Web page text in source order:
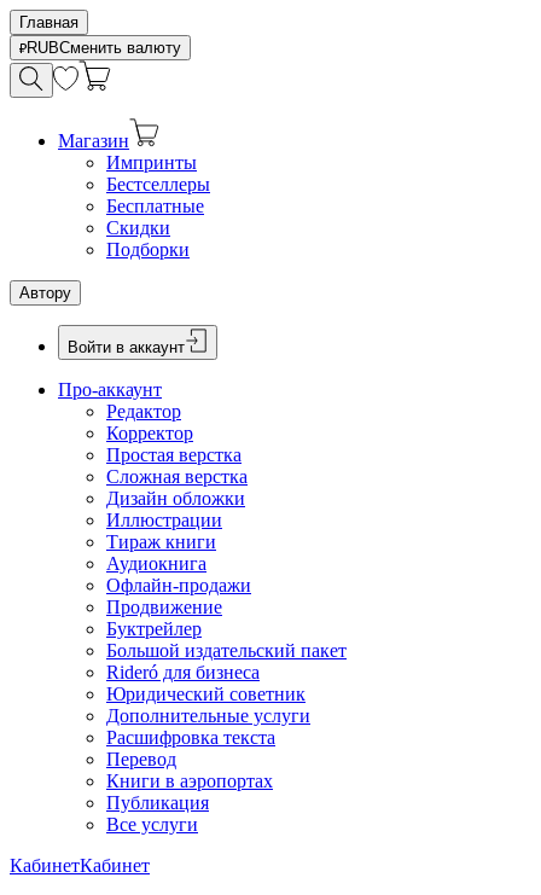
Главная
RUBСменить валюту
Магазин
Импринты
Бестселлеры
Бесплатные
Скидки
Подборки
Автору
Войти в аккаунт
Про-аккаунт
Редактор
Корректор
Простая верстка
Сложная верстка
Дизайн обложки
Иллюстрации
Тираж книги
Аудиокнига
Офлайн-продажи
Продвижение
Буктрейлер
Большой издательский пакет
Rideró для бизнеса
Юридический советник
Дополнительные услуги
Расшифровка текста
Перевод
Книги в аэропортах
Публикация
Все услуги
КабинетКабинет